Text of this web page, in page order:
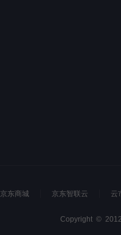
京东商城 京东智联云 云
Copyright ©